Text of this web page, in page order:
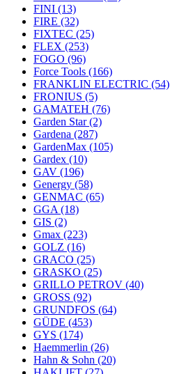
FINI (13)
FIRE (32)
FIXTEC (25)
FLEX (253)
FOGO (96)
Force Tools (166)
FRANKLIN ELECTRIC (54)
FRONIUS (5)
GAMATEH (76)
Garden Star(2)
Gardena (287)
GardenMax (105)
Gardex (10)
GAV (196)
Genergy (58)
GENMAC (65)
GGA (18)
GIS (2)
Gmax (223)
GOLZ (16)
GRACO (25)
GRASKO (25)
GRILLO PETROV (40)
GROSS (92)
GRUNDFOS (64)
GÜDE (453)
GYS (174)
Haemmerlin (26)
Hahn & Sohn (20)